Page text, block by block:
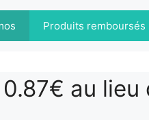
Produits remboursés
au lieu